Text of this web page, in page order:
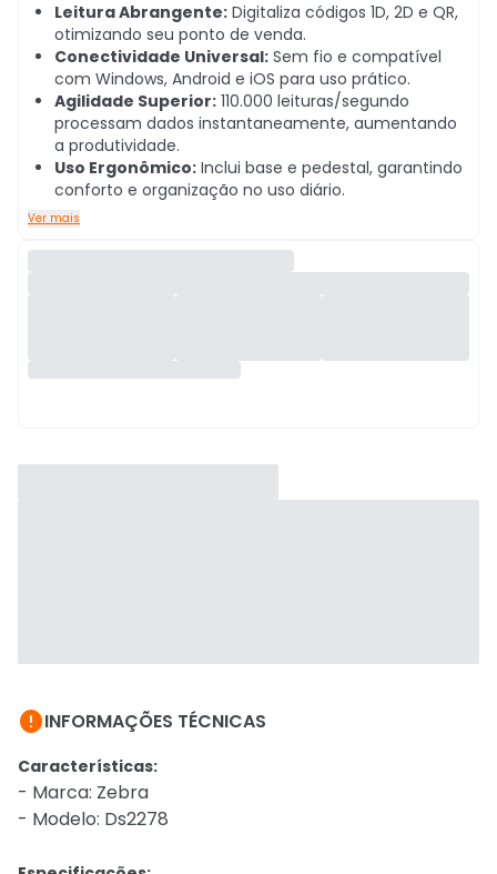
Leitura Abrangente: Digitaliza códigos 1D, 2D e QR,
otimizando seu ponto de venda.
Conectividade Universal: Sem fio e compatível
com Windows, Android e iOS para uso prático.
Agilidade Superior: 110.000 leituras/segundo
processam dados instantaneamente, aumentando
a produtividade.
Uso Ergonômico: Inclui base e pedestal, garantindo
conforto e organização no uso diário.
Ver mais
INFORMAÇÕES TÉCNICAS
Características:
- Marca: Zebra
- Modelo: Ds2278